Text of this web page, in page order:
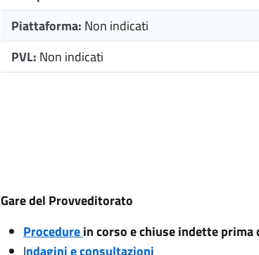
Piattaforma: Non indicati
PVL: Non indicati
Gare del Provveditorato
Procedurein corso e chiuse indette
Indagini e consultazioni